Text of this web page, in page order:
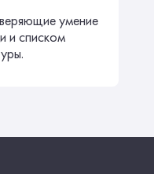
умение
и списком